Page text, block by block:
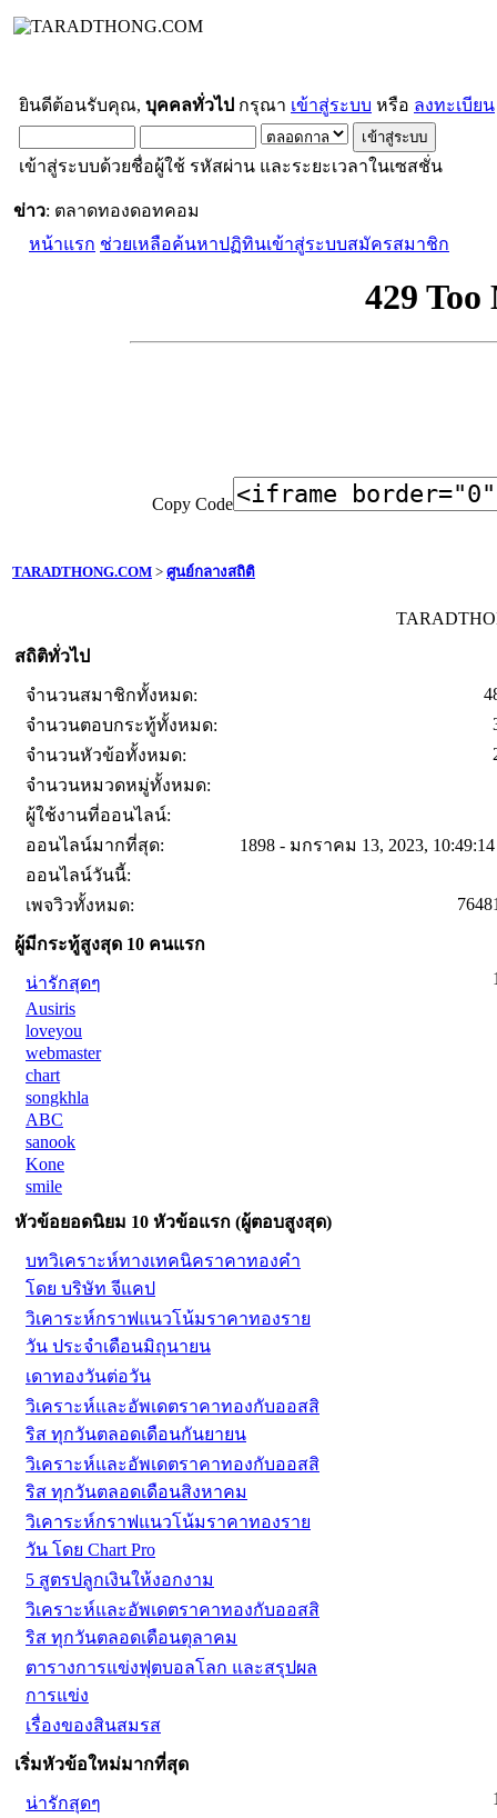
ยินดีต้อนรับคุณ, บุคคลทั่วไป กรุณา เข้าสู่ระบบ หรือ ลงทะเบียน
เข้าสู่ระบบด้วยชื่อผู้ใช้ รหัสผ่าน และระยะเวลาในเซสชั่น
ข่าว: ตลาดทองดอทคอม
หน้าแรก ช่วยเหลือค้นหาปฏิทินเข้าสู่ระบบสมัครสมาชิก
Copy Code
TARADTHONG.COM > ศูนย์กลางสถิติ
สถิติทั่วไป
จำนวนสมาชิกทั้งหมด:
จำนวนตอบกระทู้ทั้งหมด:
จำนวนหัวข้อทั้งหมด:
จำนวนหมวดหมู่ทั้งหมด:
ผู้ใช้งานที่ออนไลน์:
ออนไลน์มากที่สุด:
1898 - มกราคม 13, 2023,
ออนไลน์วันนี้:
เพจวิวทั้งหมด:
ผู้มีกระทู้สูงสุด 10 คนแรก
น่ารักสุดๆ
Ausiris
loveyou
webmaster
chart
songkhla
ABC
sanook
Kone
smile
หัวข้อยอดนิยม 10 หัวข้อแรก (ผู้ตอบสูงสุด)
บทวิเคราะห์ทางเทคนิคราคาทองคำ
โดย บริษัท จีแคป
วิเคาระห์กราฟแนวโน้มราคาทองราย
วัน ประจำเดือนมิถุนายน
เดาทองวันต่อวัน
วิเคราะห์และอัพเดตราคาทองกับออสสิ
ริส ทุกวันตลอดเดือนกันยายน
วิเคราะห์และอัพเดตราคาทองกับออสสิ
ริส ทุกวันตลอดเดือนสิงหาคม
วิเคาระห์กราฟแนวโน้มราคาทองราย
วัน โดย Chart Pro
5 สูตรปลูกเงินให้งอกงาม
วิเคราะห์และอัพเดตราคาทองกับออสสิ
ริส ทุกวันตลอดเดือนตุลาคม
ตารางการแข่งฟุตบอลโลก และสรุปผล
การแข่ง
เรื่องของสินสมรส
เริ่มหัวข้อใหม่มากที่สุด
น่ารักสุดๆ